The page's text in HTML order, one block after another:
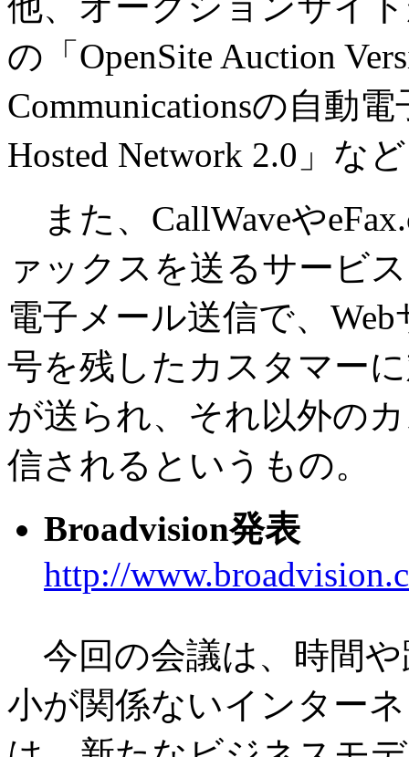
の「OpenSite Auction
Communicationsの自動
Hosted Network 2.0」な
また、CallWaveや
ァックスを送るサービ
電子メール送信で、
号を残したカスタマー
が送られ、それ以外の
信されるというもの。
Broadvision発表
http://
今回の会議は、時間や
小が関係ないインター